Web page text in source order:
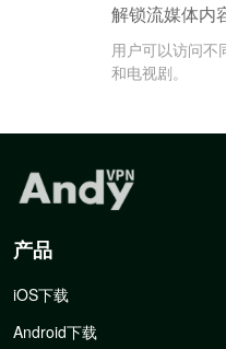
解锁流媒体内
用户可以访问不
和电视剧。
产品
iOS下载
Android下载